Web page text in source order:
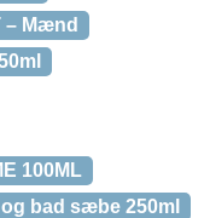
– Mænd
100ML
bad sæbe 250ml